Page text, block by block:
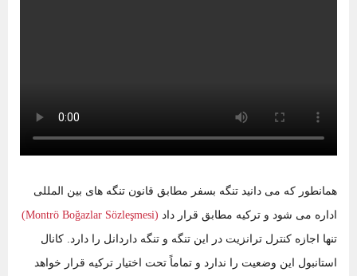
همانطور که می دانید تنگه بسفر مطابق قانون تنگه های بین المللی
اداره می شود و ترکیه مطابق قرار داد (Montrö Boğazlar Sözleşmesi)
تنها اجازه کنترل ترانزیت در این تنگه و تنگه داردانل را دارد. کانال
استانبول این وضعیت را ندارد و تماماً تحت اختیار ترکیه قرار خواهد